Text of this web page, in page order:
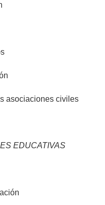
asociaciones civiles
EDUCATIVAS